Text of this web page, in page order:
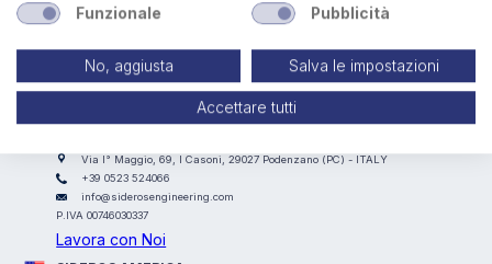
Via I° Maggio, 69, I Casoni, 29027 Podenzano (PC) - ITALY
+39 0523 524066
info@siderosengineering.com
P.IVA 00746030337
Lavora con Noi
Funzionale Pubblicità
No, aggiusta Salva le impostazioni
Accettare tutti